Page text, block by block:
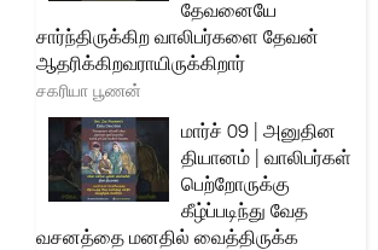
தேவனையே
சார்ந்திருக்கிற வாலிபர்களை தேவன்
ஆதரிக்கிறவராயிருக்கிறார்
சகரியா பூணன்
மார்ச் 09 | அனுதின
தியானம் | வாலிபர்கள்
பெற்றோருக்கு
கீழ்ப்படிந்து வேத
வசனத்தை மனதில் வைத்திருக்க